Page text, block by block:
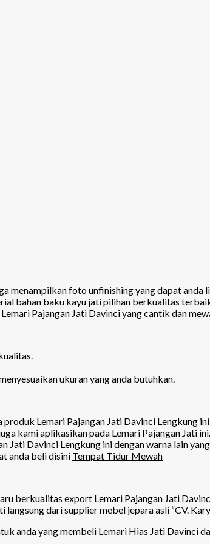
menampilkan foto unfinishing yang dapat
bahan baku kayu jati pilihan berkualitas
Pajangan Jati Davinci yang cantik dan
ukuran yang anda butuhkan.
Lemari Pajangan Jati Davinci Lengkung
kami aplikasikan pada Lemari Pajangan Jati ini.
Jati Davinci Lengkung ini dengan warna lain
anda beli disini Tempat Tidur Mewah
berkualitas export Lemari Pajangan Jati
dari supplier mebel jepara asli “CV.
anda yang membeli Lemari Hias Jati Davinci